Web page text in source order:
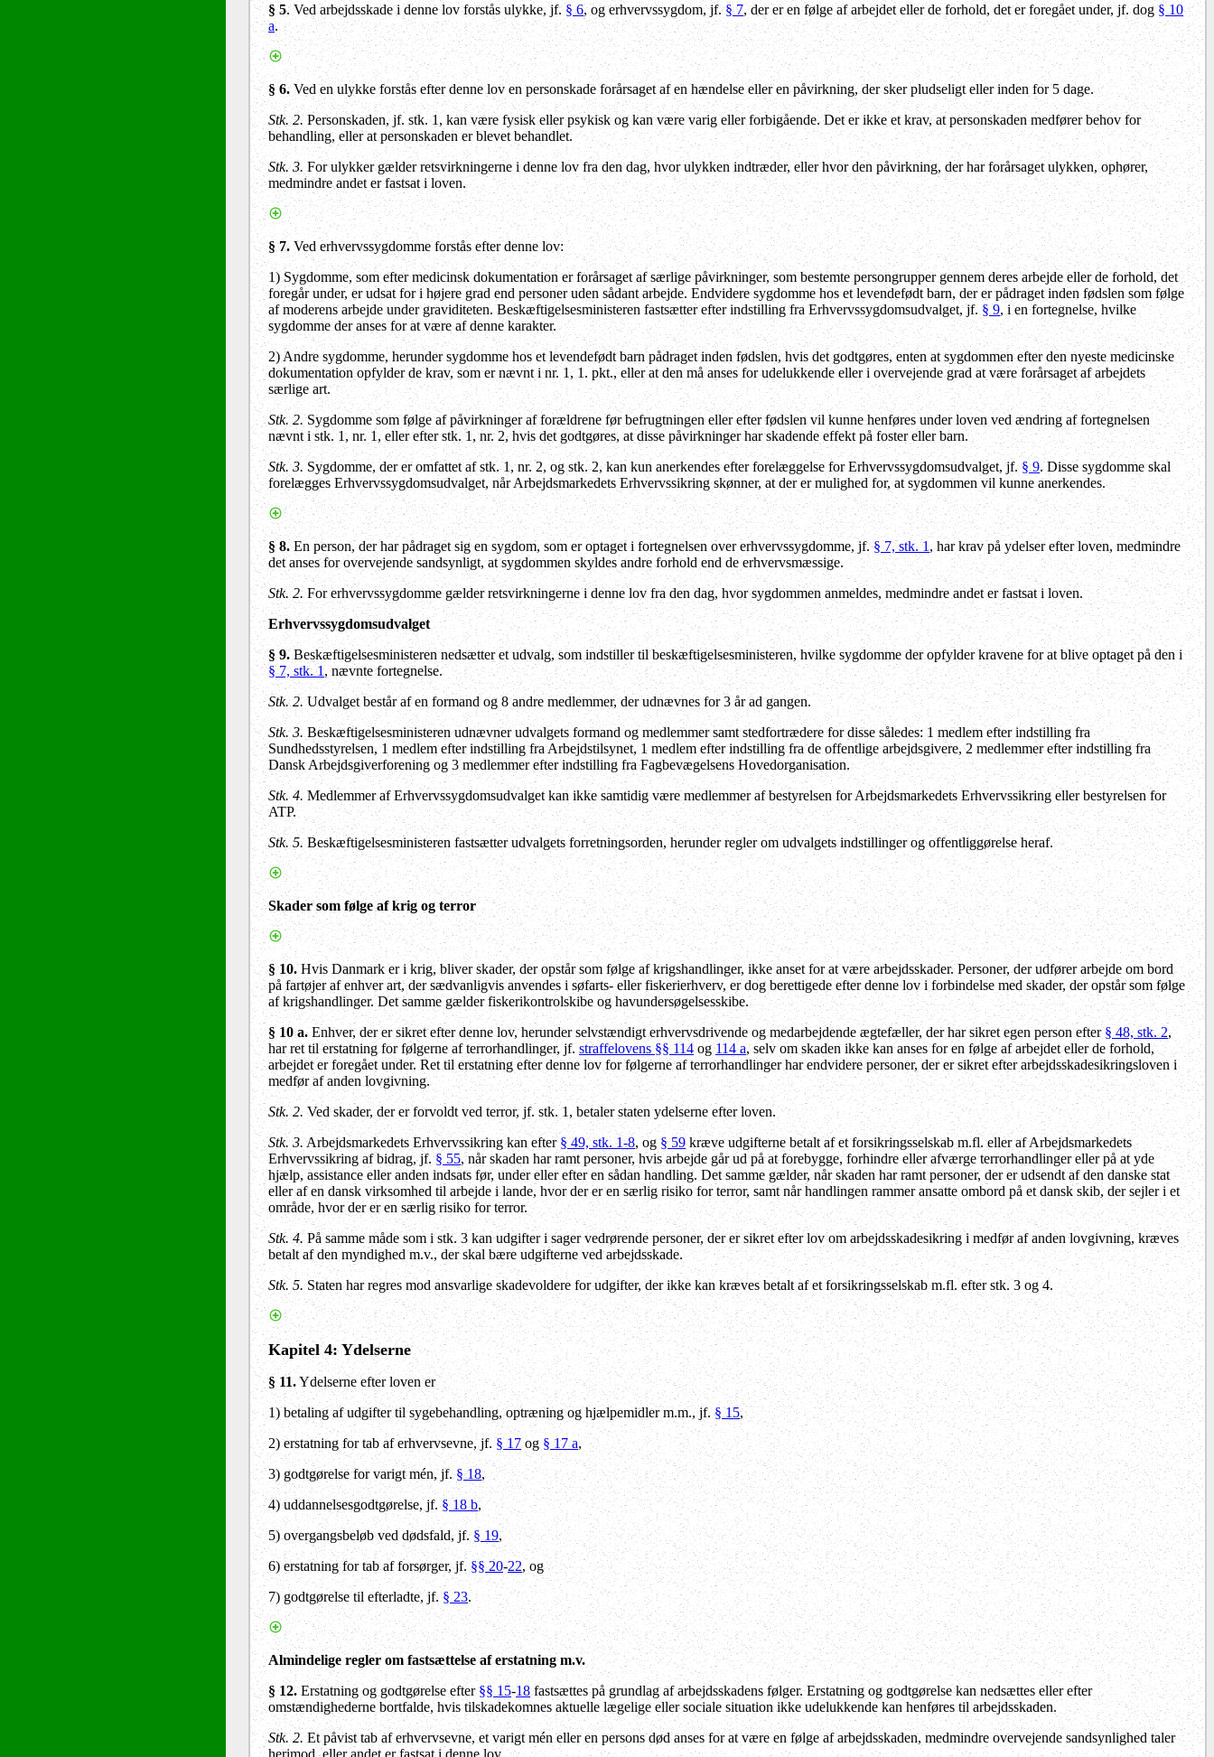
§ 5. Ved arbejdsskade i denne lov forstås ulykke, jf. § 6, og erhvervssygdom, jf.§ 7, der er en følge af arbejdet eller de forhold, det er foregået under, jf. dog§ 10
a.
§ 6.Ved en ulykke forstås efter denne lov en personskade forårsaget af en hændelse eller en påvirkning, der sker pludseligt eller inden for 5 dage.
Stk. 2.Personskaden, jf. stk. 1, kan være fysisk eller psykisk og kan være varig eller forbigående. Det er ikke et krav, at personskaden medfører behov for
behandling, eller at personskaden er blevet behandlet.
Stk. 3. For ulykker gælder retsvirkningerne i denne lov fra den dag, hvor ulykken indtræder, eller hvor den påvirkning, der har forårsaget ulykken, ophører,
medmindre andet er fastsat i loven.
§ 7.Ved erhvervssygdomme forstås efter denne lov:
1) Sygdomme, som efter medicinsk dokumentation er forårsaget af særlige påvirkninger, som bestemte persongrupper gennem deres arbejde eller de forhold, det
foregår under, er udsat for i højere grad end personer uden sådant arbejde. Endvidere sygdomme hos et levendefødt barn, der er pådraget inden fødslen som følge
af moderens arbejde under graviditeten. Beskæftigelsesministeren fastsætter efter indstilling fra Erhvervssygdomsudvalget, jf. § 9, i en fortegnelse, hvilke
sygdomme der anses for at være af denne karakter.
2) Andre sygdomme, herunder sygdomme hos et levendefødt barn pådraget inden fødslen, hvis det godtgøres, enten at sygdommen efter den nyeste medicinske
dokumentation opfylder de krav, som er nævnt i nr. 1, 1. pkt., eller at den må anses for udelukkende eller i overvejende grad at være forårsaget af arbejdets
særlige art.
Stk. 2.Sygdomme som følge af påvirkninger af forældrene før befrugtningen eller efter fødslen vil kunne henføres under loven ved ændring af fortegnelsen
nævnt i stk. 1, nr. 1, eller efter stk. 1, nr. 2, hvis det godtgøres, at disse påvirkninger har skadende effekt på foster eller barn.
Stk. 3. Sygdomme, der er omfattet af stk. 1, nr. 2, og stk. 2, kan kun anerkendes efter forelæggelse for Erhvervssygdomsudvalget, jf. § 9. Disse sygdomme skal
forelægges Erhvervssygdomsudvalget, når Arbejdsmarkedets Erhvervssikring skønner, at der er mulighed for, at sygdommen vil kunne anerkendes.
§ 8.En person, der har pådraget sig en sygdom, som er optaget i fortegnelsen over erhvervssygdomme, jf.§ 7, stk. 1, har krav på ydelser efter loven, medmindre
det anses for overvejende sandsynligt, at sygdommen skyldes andre forhold end de erhvervsmæssige.
Stk. 2.For erhvervssygdomme gælder retsvirkningerne i denne lov fra den dag, hvor sygdommen anmeldes, medmindre andet er fastsat i loven.
Erhvervssygdomsudvalget
§ 9. Beskæftigelsesministeren nedsætter et udvalg, som indstiller til beskæftigelsesministeren, hvilke sygdomme der opfylder kravene for at blive optaget på den i
§ 7, stk. 1, nævnte fortegnelse.
Stk. 2. Udvalget består af en formand og 8 andre medlemmer, der udnævnes for 3 år ad gangen.
Stk. 3. Beskæftigelsesministeren udnævner udvalgets formand og medlemmer samt stedfortrædere for disse således: 1 medlem efter indstilling fra
Sundhedsstyrelsen, 1 medlem efter indstilling fra Arbejdstilsynet, 1 medlem efter indstilling fra de offentlige arbejdsgivere, 2 medlemmer efter indstilling fra
Dansk Arbejdsgiverforening og 3 medlemmer efter indstilling fra Fagbevægelsens Hovedorganisation.
Stk. 4. Medlemmer af Erhvervssygdomsudvalget kan ikke samtidig være medlemmer af bestyrelsen for Arbejdsmarkedets Erhvervssikring eller bestyrelsen for
ATP.
Stk. 5.Beskæftigelsesministeren fastsætter udvalgets forretningsorden, herunder regler om udvalgets indstillinger og offentliggørelse heraf.
Skader som følge af krig og terror
§ 10.Hvis Danmark er i krig, bliver skader, der opstår som følge af krigshandlinger, ikke anset for at være arbejdsskader. Personer, der udfører arbejde om bord
på fartøjer af enhver art, der sædvanligvis anvendes i søfarts- eller fiskerierhverv, er dog berettigede efter denne lov i forbindelse med skader, der opstår som følge
af krigshandlinger. Det samme gælder fiskerikontrolskibe og havundersøgelsesskibe.
§ 10 a.Enhver, der er sikret efter denne lov, herunder selvstændigt erhvervsdrivende og medarbejdende ægtefæller, der har sikret egen person efter§ 48, stk. 2,
har ret til erstatning for følgerne af terrorhandlinger, jf. straffelovens §§ 114og114 a, selv om skaden ikke kan anses for en følge af arbejdet eller de forhold,
arbejdet er foregået under. Ret til erstatning efter denne lov for følgerne af terrorhandlinger har endvidere personer, der er sikret efter arbejdsskadesikringsloven i
medfør af anden lovgivning.
Stk. 2. Ved skader, der er forvoldt ved terror, jf. stk. 1, betaler staten ydelserne efter loven.
Stk. 3. Arbejdsmarkedets Erhvervssikringkan efter§ 49, stk. 1-8, og§ 59kræve udgifterne betalt af et forsikringsselskab m.fl. eller af Arbejdsmarkedets
Erhvervssikring af bidrag, jf.§ 55, når skaden har ramt personer, hvis arbejde går ud på at forebygge, forhindre eller afværge terrorhandlinger eller på at yde
hjælp, assistance eller anden indsats før, under eller efter en sådan handling. Det samme gælder, når skaden har ramt personer, der er udsendt af den danske stat
eller af en dansk virksomhed til arbejde i lande, hvor der er en særlig risiko for terror, samt når handlingen rammer ansatte ombord på et dansk skib, der sejler i et
område, hvor der er en særlig risiko for terror.
Stk. 4.På samme måde som i stk. 3 kan udgifter i sager vedrørende personer, der er sikret efter lov om arbejdsskadesikring i medfør af anden lovgivning, kræves
betalt af den myndighed m.v., der skal bære udgifterne ved arbejdsskade.
Stk. 5. Staten har regres mod ansvarlige skadevoldere for udgifter, der ikke kan kræves betalt af et forsikringsselskab m.fl. efter stk. 3 og 4.
Kapitel 4: Ydelserne
§ 11.Ydelserne efter loven er
1) betaling af udgifter til sygebehandling, optræning og hjælpemidler m.m., jf.§ 15,
2) erstatning for tab af erhvervsevne, jf. § 17 og § 17 a,
3) godtgørelse for varigt mén, jf.§ 18,
4) uddannelsesgodtgørelse, jf.§ 18 b,
5) overgangsbeløb ved dødsfald, jf.§ 19,
6) erstatning for tab af forsørger, jf.§§ 20-22, og
7) godtgørelse til efterladte, jf.§ 23.
Almindelige regler om fastsættelse af erstatning m.v.
§ 12.Erstatning og godtgørelse efter§§ 15-18fastsættes på grundlag af arbejdsskadens følger. Erstatning og godtgørelse kan nedsættes eller efter
omstændighederne bortfalde, hvis tilskadekomnes aktuelle lægelige eller sociale situation ikke udelukkende kan henføres til arbejdsskaden.
Stk. 2. Et påvist tab af erhvervsevne, et varigt mén eller en persons død anses for at være en følge af arbejdsskaden, medmindre overvejende sandsynlighed taler
herimod, eller andet er fastsat i denne lov.